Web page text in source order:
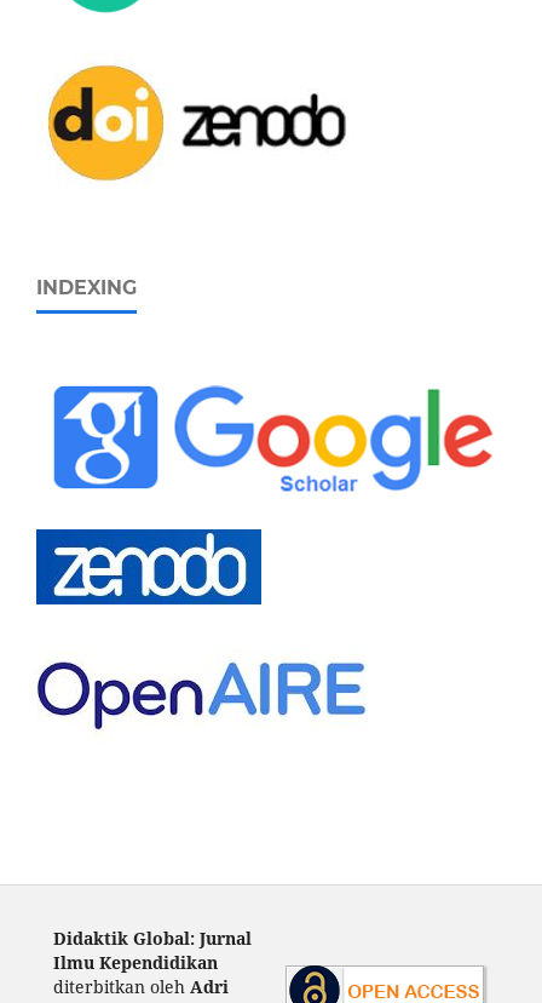
INDEXING
Didaktik Global: Jurnal
Ilmu Kependidikan
diterbitkan oleh Adri